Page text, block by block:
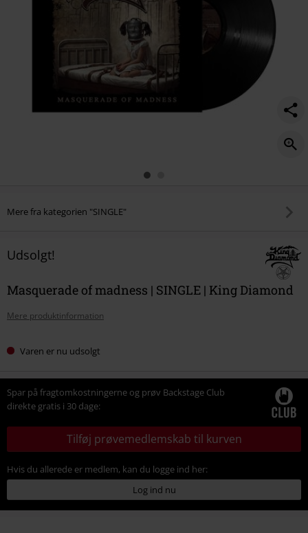
Mere fra kategorien "SINGLE"
Udsolgt!
Masquerade of madness | SINGLE | King Diamond
Mere produktinformation
Varen er nu udsolgt
Spar på fragtomkostningerne og prøv Backstage Club
direkte gratis i 30 dage:
Tilføj prøvemedlemskab til kurven
Hvis du allerede er medlem, kan du logge ind her:
Log ind nu